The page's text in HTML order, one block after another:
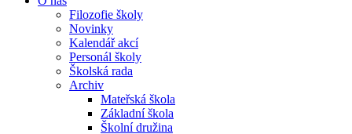
Filozofie školy
Novinky
Kalendář akcí
Personál školy
Školská rada
Archiv
Mateřská škola
Základní škola
Školní družina